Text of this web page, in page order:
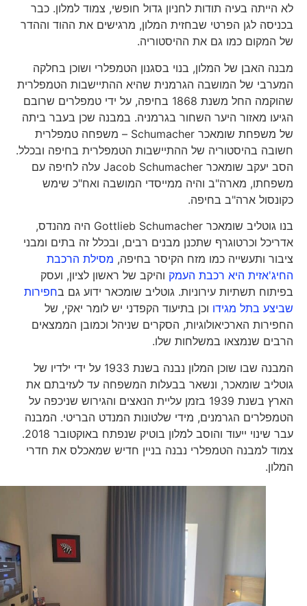
לא הייתה בעיה תודות לחניון גדול חופשי, צמוד למלון. כבר
בכניסה לגן הפרטי שבחזית המלון, מרגישים את ההוד וההדר
של המקום כמו גם את ההיסטוריה.
מבנה האבן של המלון, בנוי בסגנון הטמפלרי ושוכן בחלקה
המערבי של המושבה הגרמנית שהיא ההתיישבות הטמפלרית
שהוקמה החל משנת 1868 בחיפה, על ידי טמפלרים שרובם
הגיעו מאזור היער השחור בגרמניה. במבנה שכן בעבר ביתה
של משפחת שומאכר Schumacher – משפחה טמפלרית
חשובה בהיסטוריה של ההתיישבות הטמפלרית בחיפה ובכלל.
הסב יעקב שומאכר Jacob Schumacher עלה לחיפה עם
משפחתו, מארה"ב והיה ממייסדי המושבה ואח"כ שימש
כקונסול ארה"ב בחיפה.
בנו גוטליב שומאכר Gottlieb Schumacher היה מהנדס,
אדריכל וכרטוגרף שתכנן מבנים רבים, ובכלל זה בתים ומבני
ציבור ותעשייה כמו מזח הקיסר בחיפה,מסילת הרכבת
החיג'אזית היא רכבת העמקוהיקב של ראשון לציון, ועסק
בפיתוח תשתיות עירוניות. גוטליב שומכאר ידוע גם בחפירות
שביצע בתל מגידווכן בתיעוד הקפדני יש לומר יאקי, של
החפירות הארכיאולוגיות, הסקרים שניהל וכמובן הממצאים
הרבים שנמצאו במשלחות שלו.
המבנה שבו שוכן המלון נבנה בשנת 1933 על ידי ילדיו של
גוטליב שומאכר, ונשאר בבעלות המשפחה עד לעזיבתם את
הארץ בשנת 1939 בזמן עליית הנאצים והגירוש שניכפה על
הטמפלרים הגרמנים, מידי שלטונות המנדט הבריטי. המבנה
עבר שינוי ייעוד והוסב למלון בוטיק שנפתח באוקטובר 2018.
צמוד למבנה הטמפלרי נבנה בניין חדיש שמאכלס את חדרי
המלון.